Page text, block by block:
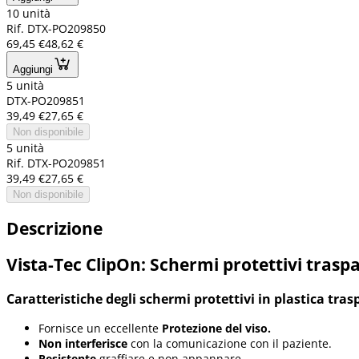
10 unità
Rif. DTX-PO209850
69,45 €48,62 €
Aggiungi
5 unità
DTX-PO209851
39,49 €27,65 €
Non disponibile
5 unità
Rif. DTX-PO209851
39,49 €27,65 €
Non disponibile
Descrizione
Vista-Tec ClipOn: Schermi protettivi
Caratteristiche degli schermi protettivi in plastica
Fornisce un eccellente Protezione del viso.
Non interferisce con la comunicazione con il paziente.